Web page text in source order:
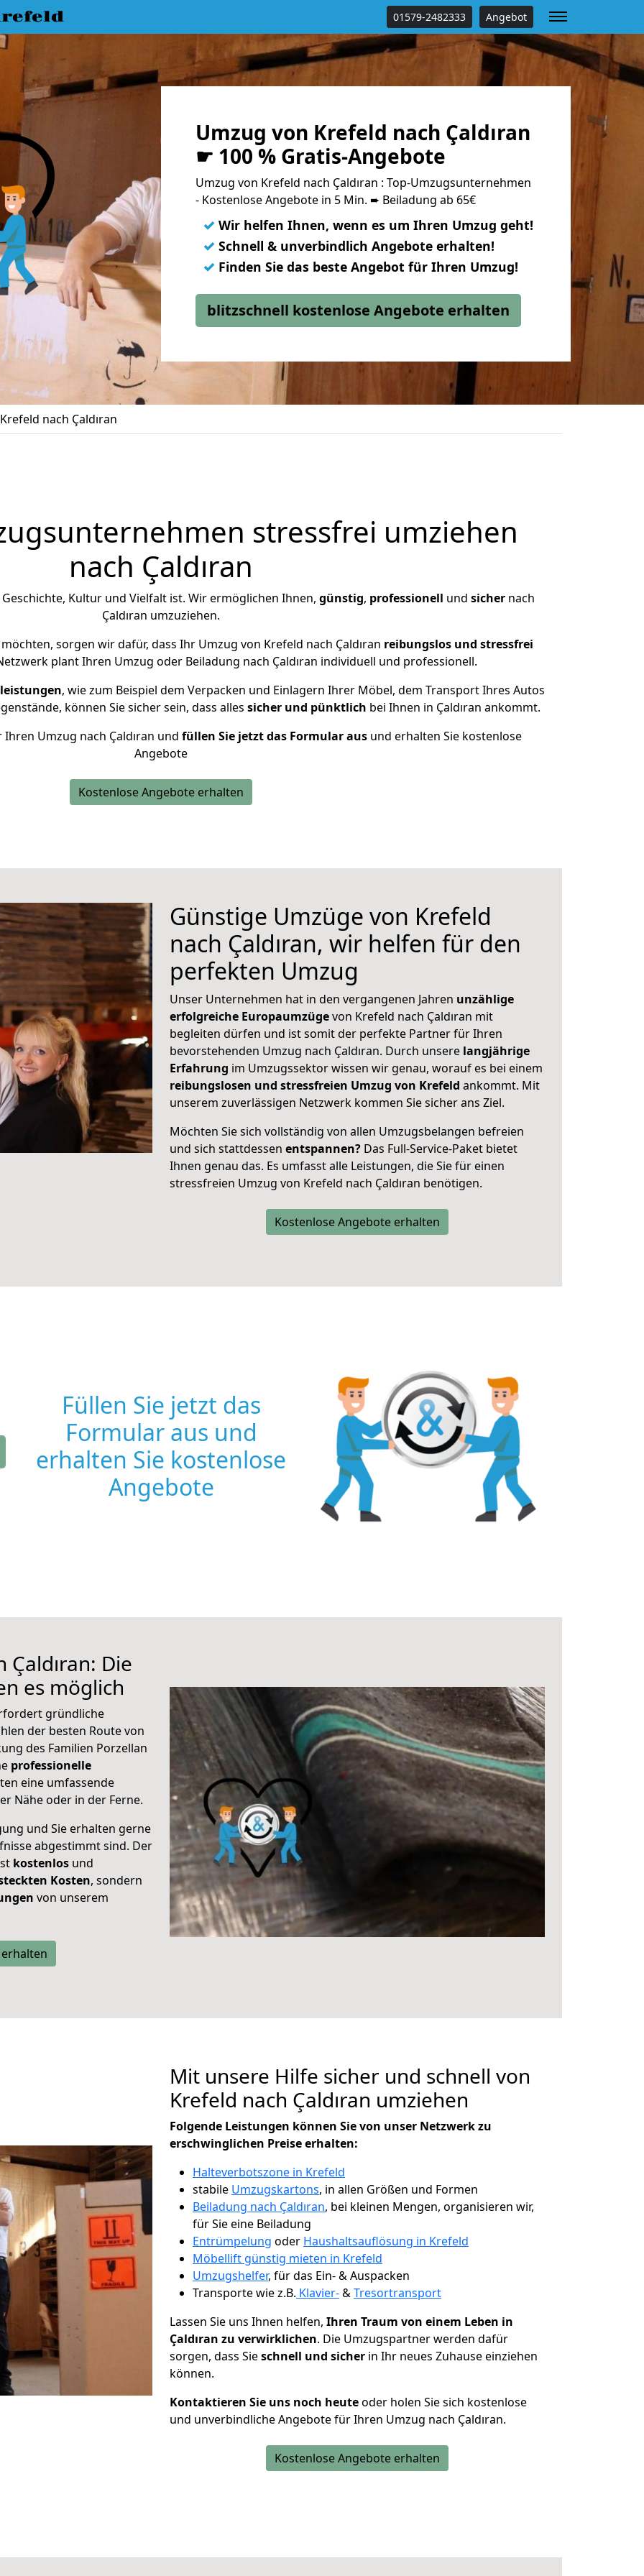
01579-2482333 Angebot
Umzug von Krefeld nach Çaldıran
☛ 100 % Gratis-Angebote
Umzug von Krefeld nach Çaldıran : Top-Umzugsunternehmen
- Kostenlose Angebote in 5 Min. ➨ Beiladung ab 65€
✓ Wir helfen Ihnen, wenn es um Ihren Umzug geht!
✓ Schnell & unverbindlich Angebote erhalten!
✓ Finden Sie das beste Angebot für Ihren Umzug!
blitzschnell kostenlose Angebote erhalten
nach Çaldıran
stressfrei umziehen
nach Çaldıran
Kultur und Vielfalt ist. Wir ermöglichen Ihnen, günstig, professionell und sichernach
Çaldıran umzuziehen.
sorgen wir dafür, dass Ihr Umzug von Krefeld nach Çaldıran reibungslos und stressfrei
plant Ihren Umzug oder Beiladung nach Çaldıran individuell und professionell.
, wie zum Beispiel dem Verpacken und Einlagern Ihrer Möbel, dem Transport Ihres Autos
können Sie sicher sein, dass alles sicher und pünktlich bei Ihnen in Çaldıran ankommt.
Umzug nach Çaldıran und füllen Sie jetzt das Formular ausund erhalten Sie kostenlose
Angebote
Kostenlose Angebote erhalten
Günstige Umzüge von Krefeld
nach Çaldıran, wir helfen für den
perfekten Umzug
Unser Unternehmen hat in den vergangenen Jahren unzählige
erfolgreiche Europaumzügevon Krefeld nach Çaldıran mit
begleiten dürfen und ist somit der perfekte Partner für Ihren
bevorstehenden Umzug nach Çaldıran. Durch unsere langjährige
Erfahrung im Umzugssektor wissen wir genau, worauf es bei einem
reibungslosen und stressfreien Umzug von Krefeld ankommt. Mit
unserem zuverlässigen Netzwerk kommen Sie sicher ans Ziel.
Möchten Sie sich vollständig von allen Umzugsbelangen befreien
und sich stattdessen entspannen? Das Full-Service-Paket bietet
Ihnen genau das. Es umfasst alle Leistungen, die Sie für einen
stressfreien Umzug von Krefeld nach Çaldıran benötigen.
Kostenlose Angebote erhalten
Füllen Sie jetzt das
Formular aus und
erhalten Sie kostenlose
Angebote
Die
es möglich
gründliche
der besten Route von
des Familien Porzellan
professionelle
eine umfassende
Nähe oder in der Ferne.
und Sie erhalten gerne
abgestimmt sind. Der
kostenlos und
Kosten, sondern
von unserem
Mit unsere Hilfe sicher und schnell von
Krefeld nach Çaldıran umziehen
Folgende Leistungen können Sie von unser Netzwerk zu
erschwinglichen Preise erhalten:
Halteverbotszone in Krefeld
stabile Umzugskartons, in allen Größen und Formen
Beiladung nach Çaldıran, bei kleinen Mengen, organisieren wir,
für Sie eine Beiladung
Entrümpelung oder Haushaltsauflösung in Krefeld
Möbellift günstig mieten in Krefeld
Umzugshelfer, für das Ein- & Auspacken
Transporte wie z.B. Klavier-&Tresortransport
Lassen Sie uns Ihnen helfen, Ihren Traum von einem Leben in
Çaldıran zu verwirklichen. Die Umzugspartner werden dafür
sorgen, dass Sieschnell und sicher in Ihr neues Zuhause einziehen
können.
Kontaktieren Sie uns noch heuteoder holen Sie sich kostenlose
und unverbindliche Angebote für Ihren Umzug nach Çaldıran.
Kostenlose Angebote erhalten